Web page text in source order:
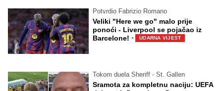
Potvrdio Fabrizio Romano
Veliki "Here we go" malo prije
ponoći - Liverpool se pojačao iz
Barcelone! · UDARNA VIJEST
Tokom duela Sheriff - St. Gallen
Sramota za kompletnu naciju: UEFA